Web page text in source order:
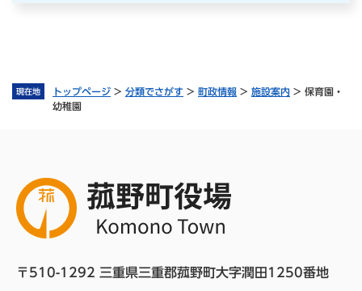
現在地 トップページ > 分類でさがす > 町政情報 > 施設案内 > 保育園・
幼稚園
〒510-1292 三重県三重郡菰野町大字潤田1250番地